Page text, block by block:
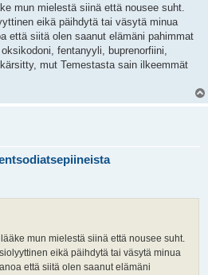
mun mielestä siinä että nousee suht.
eikä päihdytä tai väsytä minua
että siitä olen saanut elämäni pahimmat
fentanyyli, buprenorfiini,
mut Temestasta sain ilkeemmät
mun mielestä siinä että nousee suht.
eikä päihdytä tai väsytä minua
että siitä olen saanut elämäni